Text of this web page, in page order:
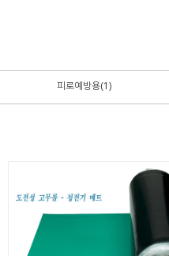
피로예방용(1)